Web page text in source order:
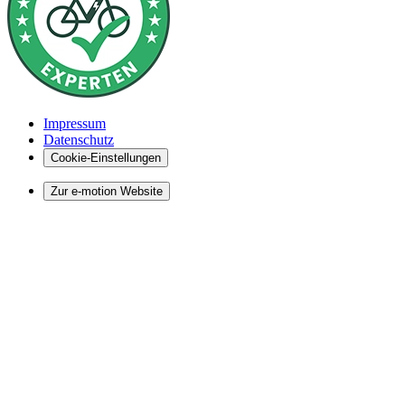
Impressum
Datenschutz
Cookie-Einstellungen
Zur e-motion Website